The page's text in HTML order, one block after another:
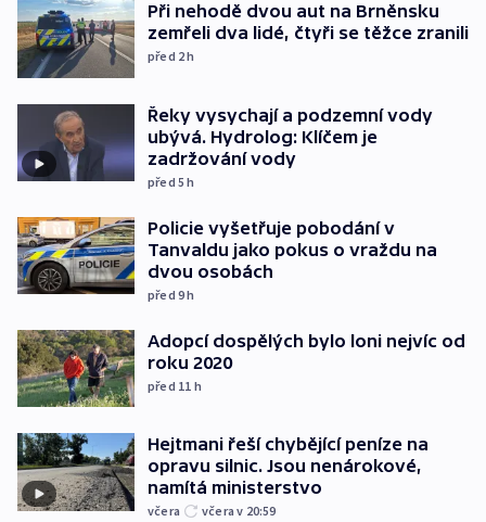
Při nehodě dvou aut na Brněnsku
zemřeli dva lidé, čtyři se těžce zranili
před 2h
Řeky vysychají a podzemní vody
ubývá. Hydrolog: Klíčem je
zadržování vody
před 5h
Policie vyšetřuje pobodání v
Tanvaldu jako pokus o vraždu na
dvou osobách
před 9h
Adopcí dospělých bylo loni nejvíc od
roku 2020
před 11 h
Hejtmani řeší chybějící peníze na
opravu silnic. Jsou nenárokové,
namítá ministerstvo
včera včera v 20:59